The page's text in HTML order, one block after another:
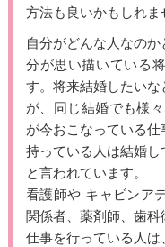
方法も良いかもしれま
自分がどんな人なの
分が思い描いている
す。将来結婚したい
が、同じ結婚でも様
が今おこなっている
持っている人は結婚
と言われています。
看護師や キャビンア
関係者、薬剤師、歯
仕事を行っている人